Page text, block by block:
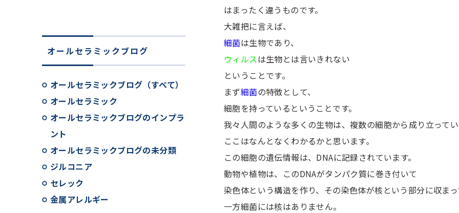
オールセラミックブログ
オールセラミックブログ（すべて）
オールセラミック
オールセラミックブログのインプラ
ント
オールセラミックブログの未分類
ジルコニア
セレック
金属アレルギー
はまったく違うものです。
大雑把に言えば、
細菌は生物であり、
ウィルスは生物とは言いきれない
ということです。
まず細菌の特徴として、
細胞を持っているということです。
我々人間のような多くの生物は、複数の細胞から成り立って
ここはなんとなくわかるかと思います。
この細胞の遺伝情報は、DNAに記録されています。
動物や植物は、このDNAがタンパク質に巻き付いて
染色体という構造を作り、その染色体が核という部分に収ま
一方細菌には核はありません。